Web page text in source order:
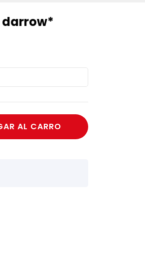
darrow*
AL CARRO